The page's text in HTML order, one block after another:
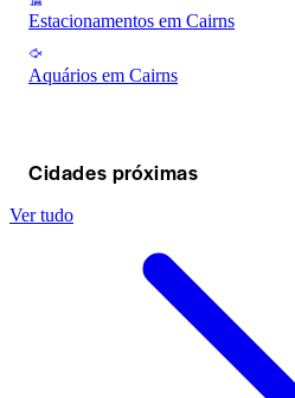
Estacionamentos em Cairns
Aquários em Cairns
Cidades próximas
Ver tudo